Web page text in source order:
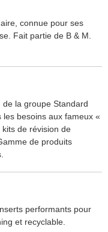
connue pour ses
Fait partie de B & M.
de la groupe Standard
les besoins aux fameux «
de révision de
de produits
performants pour
et recyclable.